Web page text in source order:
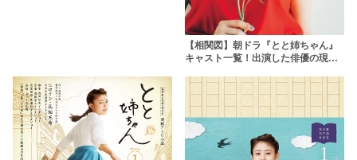
【相関図】朝ドラ『とと姉ちゃん』
キャスト一覧！出演した俳優の現在